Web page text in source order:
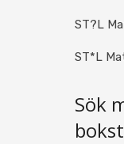
ST?L
ST*L
Sök